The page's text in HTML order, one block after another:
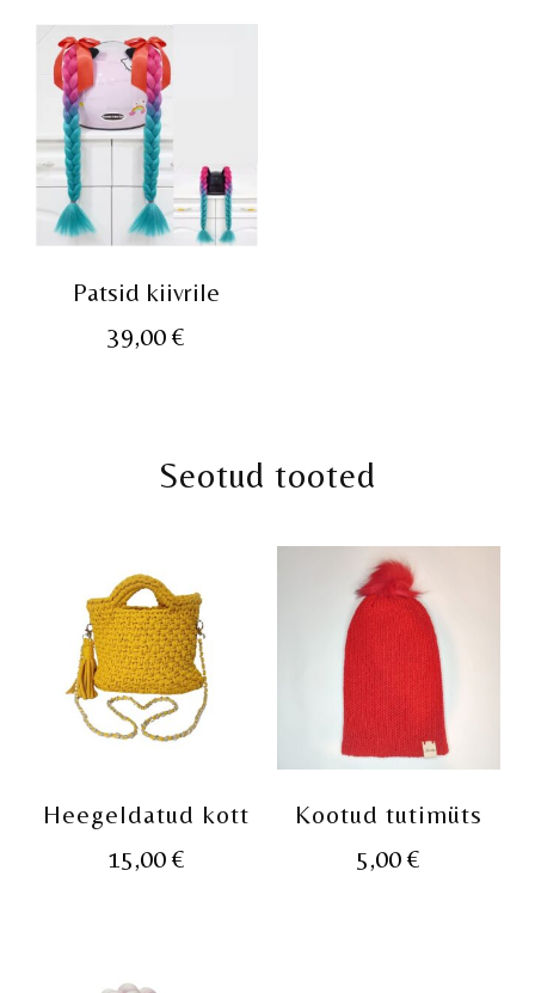
Patsid kiivrile
39,00€
Seotud tooted
Heegeldatud kott
15,00€
Kootud tutimüts
5,00€